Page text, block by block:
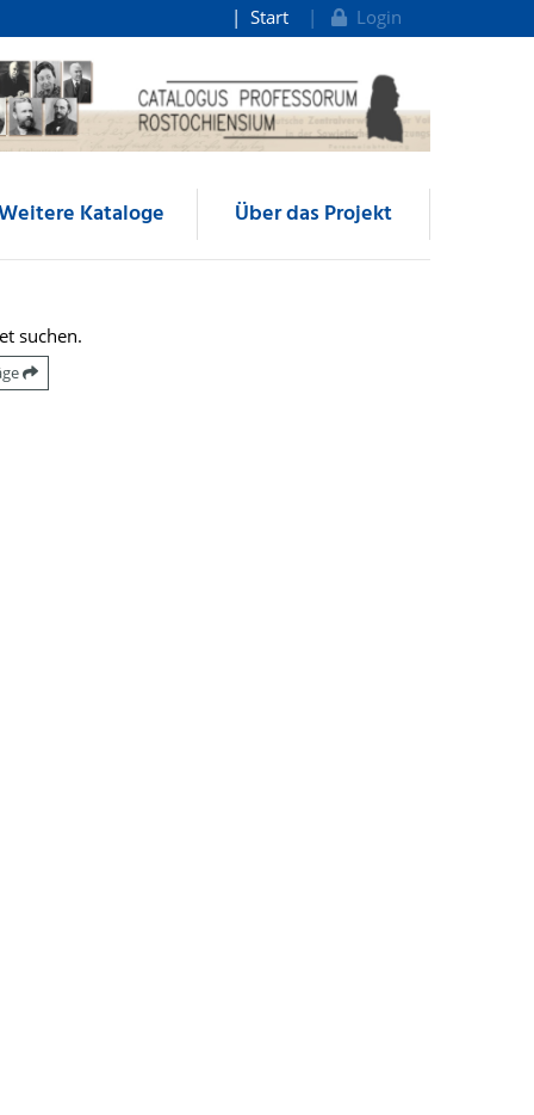
Start Login
Kataloge Über das Projekt
suchen.